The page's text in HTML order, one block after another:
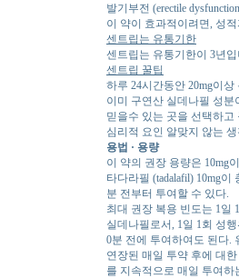
발기부전 (erectile
이 약이 효과적이려면, 성
센트립는 유통기한
센트립는 유통기한이 3년
센트립 꿀팁
하루 24시간동안 20mg이
이미 구연산 실데나필 성
믿을수 있는 곳을 선택하고
심리적 요인 알맞지 않는
용법 · 용량
이 약의 권장 용량은 10mg
타다라필 (tadalafil) 10mg
분 전부터 투여할 수 있다.
최대 권장 복용 빈도는 1일
실데나필로서, 1일 1회 성
0분 전에 투여하여도 된다.
연장된 매일 투약 후에 대
를 지속적으로 매일 투여